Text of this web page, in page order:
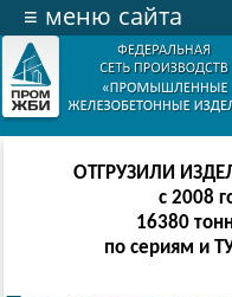
≡ меню сайта
ОТГРУЗИЛИ
с 2008
32764
по сериям и